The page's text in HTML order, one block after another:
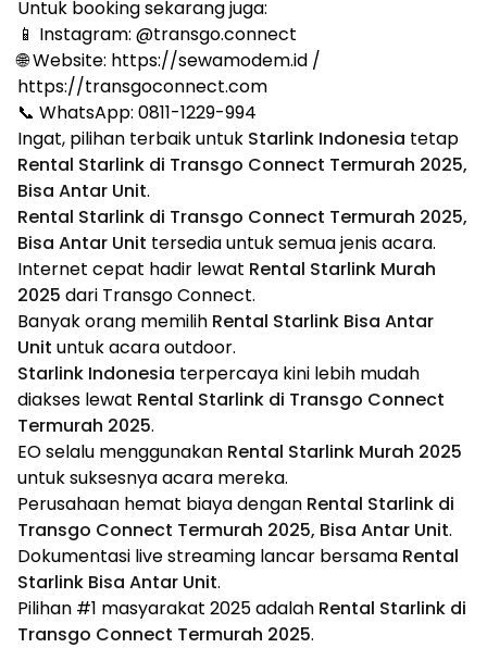
Untuk booking sekarang juga:
📱 Instagram: @transgo.connect
🌐 Website: https://sewamodem.id /
https://transgoconnect.com
📞 WhatsApp: 0811-1229-994
Ingat, pilihan terbaik untuk Starlink Indonesia tetap
Rental Starlink di Transgo Connect Termurah 2025,
Bisa Antar Unit.
Rental Starlink di Transgo Connect Termurah 2025,
Bisa Antar Unit tersedia untuk semua jenis acara.
Internet cepat hadir lewat Rental Starlink Murah
2025 dari Transgo Connect.
Banyak orang memilih Rental Starlink Bisa Antar
Unit untuk acara outdoor.
Starlink Indonesia terpercaya kini lebih mudah
diakses lewat Rental Starlink di Transgo Connect
Termurah 2025.
EO selalu menggunakan Rental Starlink Murah 2025
untuk suksesnya acara mereka.
Perusahaan hemat biaya dengan Rental Starlink di
Transgo Connect Termurah 2025, Bisa Antar Unit.
Dokumentasi live streaming lancar bersama Rental
Starlink Bisa Antar Unit.
Pilihan #1 masyarakat 2025 adalah Rental Starlink di
Transgo Connect Termurah 2025.